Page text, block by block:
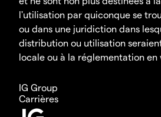
l'utilisation par quiconque se
ou dans une juridiction dans
distribution ou utilisation
locale ou à la réglementation en
IG Group
Carrières